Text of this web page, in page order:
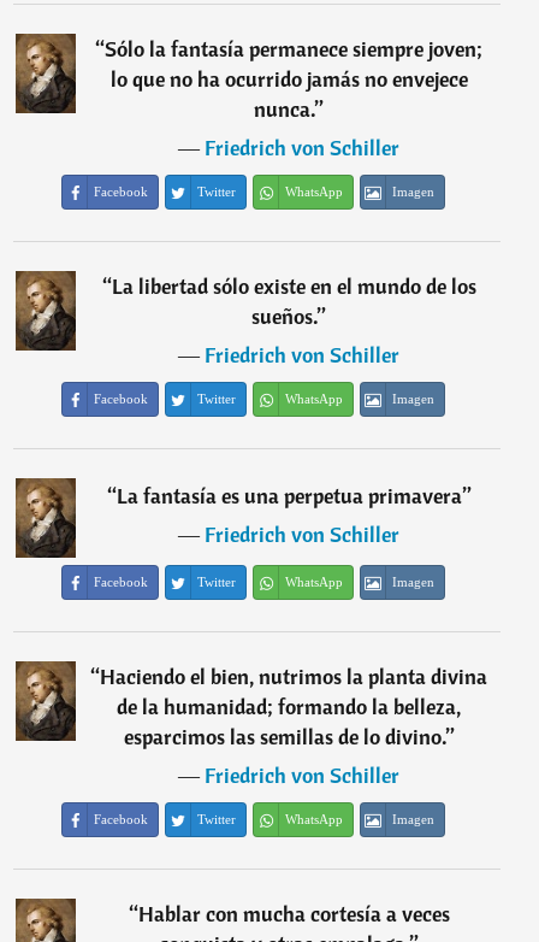
“Sólo la fantasía permanece siempre joven;
lo que no ha ocurrido jamás no envejece
nunca.”
―Friedrich von Schiller
Facebook Twitter WhatsApp Imagen
“La libertad sólo existe en el mundo de los
sueños.”
―Friedrich von Schiller
Facebook Twitter WhatsApp Imagen
“La fantasía es una perpetua primavera”
―Friedrich von Schiller
Facebook Twitter WhatsApp Imagen
“Haciendo el bien, nutrimos la planta divina
de la humanidad; formando la belleza,
esparcimos las semillas de lo divino.”
―Friedrich von Schiller
Facebook Twitter WhatsApp Imagen
“Hablar con mucha cortesía a veces